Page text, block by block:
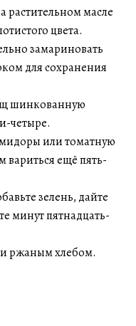
растительном масле
цвета.
замариновать
для сохранения
шинкованную
четыре.
или томатную
вариться ещё пять-
зелень, дайте
минут пятнадцать-
и ржаным хлебом.